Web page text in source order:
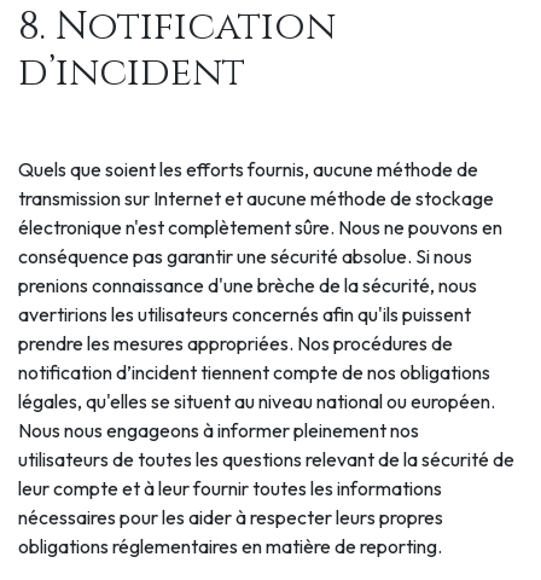
8. Notification
d’incident
Quels que soient les efforts fournis, aucune méthode de
transmission sur Internet et aucune méthode de stockage
électronique n'est complètement sûre. Nous ne pouvons en
conséquence pas garantir une sécurité absolue. Si nous
prenions connaissance d'une brèche de la sécurité, nous
avertirions les utilisateurs concernés afin qu'ils puissent
prendre les mesures appropriées. Nos procédures de
notification d’incident tiennent compte de nos obligations
légales, qu'elles se situent au niveau national ou européen.
Nous nous engageons à informer pleinement nos
utilisateurs de toutes les questions relevant de la sécurité de
leur compte et à leur fournir toutes les informations
nécessaires pour les aider à respecter leurs propres
obligations réglementaires en matière de reporting.